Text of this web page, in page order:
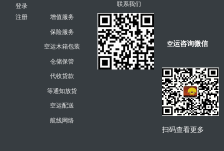
登录
注册
增值服务
保险服务
空运木箱包装
仓储保管
代收货款
等通知放货
空运配送
航线网络
联系我们
扫码查看更多
空运咨询微信